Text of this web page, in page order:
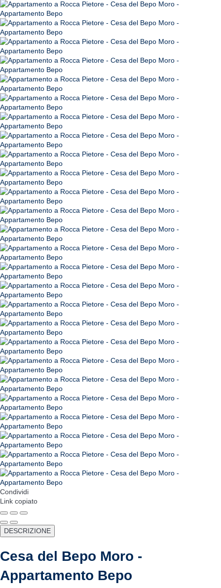
Condividi
Link copiato
DESCRIZIONE
Cesa del Bepo Moro -
Appartamento Bepo